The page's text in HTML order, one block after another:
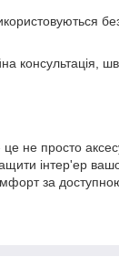
консультація,
не просто
інтер'ер
за